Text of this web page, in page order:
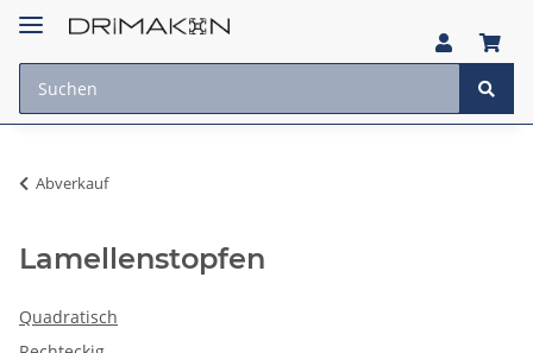
Abverkauf
Lamellenstopfen
Quadratisch